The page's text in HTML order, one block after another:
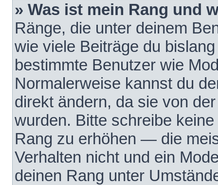
» Was ist mein Rang und
Ränge, die unter deinem
wie viele Beiträge du
bestimmte Benutzer wie
Normalerweise kannst du
direkt ändern, da sie von
wurden. Bitte schreibe
Rang zu erhöhen — die
Verhalten nicht und ein
deinen Rang unter